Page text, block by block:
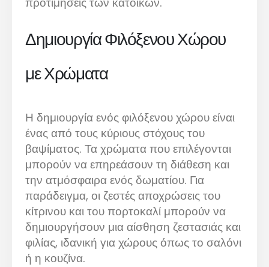
Δημιουργία Φιλόξενου Χώρου
με Χρώματα
Η δημιουργία ενός φιλόξενου χώρου είναι
ένας από τους κύριους στόχους του
βαψίματος. Τα χρώματα που επιλέγονται
μπορούν να επηρεάσουν τη διάθεση και
την ατμόσφαιρα ενός δωματίου. Για
παράδειγμα, οι ζεστές αποχρώσεις του
κίτρινου και του πορτοκαλί μπορούν να
δημιουργήσουν μια αίσθηση ζεστασιάς και
φιλίας, ιδανική για χώρους όπως το σαλόνι
ή η κουζίνα.